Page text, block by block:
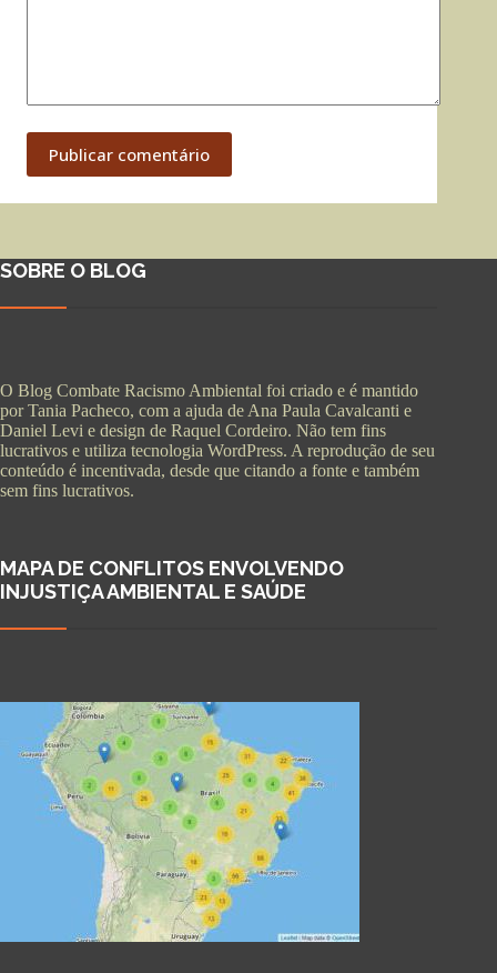
Publicar comentário
SOBRE O BLOG
O Blog Combate Racismo Ambiental foi criado e é mantido
por Tania Pacheco, com a ajuda de Ana Paula Cavalcanti e
Daniel Levi e design de Raquel Cordeiro. Não tem fins
lucrativos e utiliza tecnologia WordPress. A reprodução de seu
conteúdo é incentivada, desde que citando a fonte e também
sem fins lucrativos.
MAPA DE CONFLITOS ENVOLVENDO
INJUSTIÇA AMBIENTAL E SAÚDE